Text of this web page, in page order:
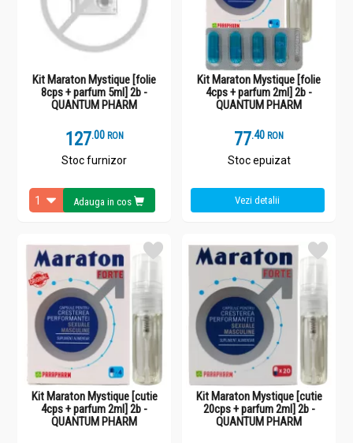
Kit Maraton Mystique [folie
8cps + parfum 5ml] 2b -
QUANTUM PHARM
127.0 RON
Stoc furnizor
Adauga in cos
Kit Maraton Mystique [folie
4cps + parfum 2ml] 2b -
QUANTUM PHARM
77.4 RON
Stoc epuizat
Vezi detalii
Kit Maraton Mystique [cutie
4cps + parfum 2ml] 2b -
QUANTUM PHARM
Kit Maraton Mystique [cutie
20cps + parfum 2ml] 2b -
QUANTUM PHARM